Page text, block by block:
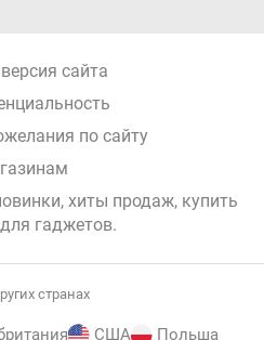
сайта
по сайту
хиты продаж, купить
гаджетов.
странах
США Польша